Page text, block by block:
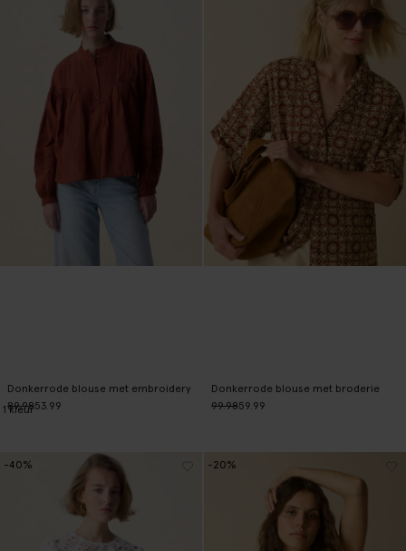
Donkerrode blouse met embroidery
89.9853.99
1kleur
Donkerrode blouse met broderie
99.9859.99
-40% -20%